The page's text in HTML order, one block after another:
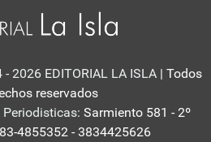
2026 EDITORIAL LA ISLA | Todos
reservados
Sarmiento 581 - 2º
4855352 - 3834425626